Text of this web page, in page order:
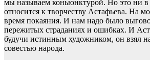
мы называем коньюнктурой. Но это ни в
относится к творчеству Астафьева. На
время покаяния. И нам надо было
пережитых страданиях и ошибках. И
будучи истинным художником, он взял
совестью народа.